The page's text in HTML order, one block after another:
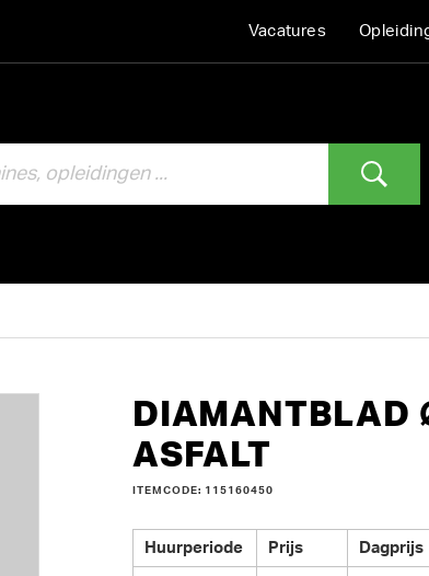
Vacatures
DIAMANTBLAD
ASFALT
ITEMCODE: 115160450
Huurperiode Prijs Dagprijs